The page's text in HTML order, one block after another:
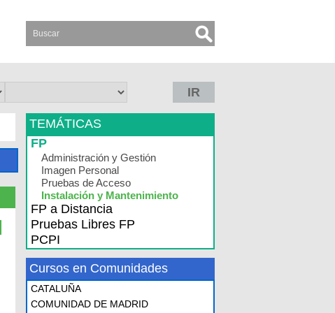
IR
TEMÁTICAS
FP
Administración y Gestión
Imagen Personal
Pruebas de Acceso
Instalación y Mantenimiento
FP a Distancia
Pruebas Libres FP
PCPI
Cursos en Comunidades
CATALUÑA
COMUNIDAD DE MADRID